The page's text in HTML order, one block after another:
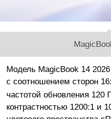
Модель MagicBook 14
с соотношением сторон
частотой обновления 120
контрастностью 1200:1 и